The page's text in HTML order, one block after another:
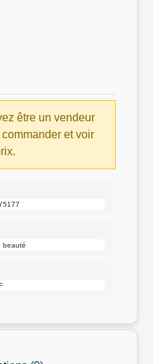
être un vendeur
et voir
beauté